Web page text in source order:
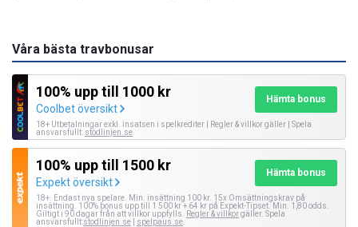
Våra bästa travbonusar
100% upp till 1000 kr
Coolbet översikt
Hämta bonus
18+ Utbetalningar exkl. insatsen i spelkrediter | Regler & villkor gäller | Spela
ansvarsfullt: stödlinjen.se
100% upp till 1500 kr
Expekt översikt
Hämta bonus
18+. Endast nya spelare. Min. insättning 100 kr. 15x Omsättningskrav på
insättning. 100% bonus upp till 1 500 kr + 64 kr på Expekt-Tipset. Min. 1,80 odds.
Giltigt i 90 dagar från att villkor uppfylls.
Regler & villkorgäller. Spela
ansvarsfullt:stodlinjen.se spelpaus.se